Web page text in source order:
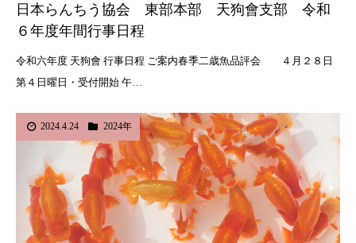
日本らんちう協会 東部本部 天狗會支部 令和
６年度年間行事日程
令和六年度 天狗會 行事日程 ご案内春季二歳魚品評会 ４月２８日
第４日曜日・受付開始 午…
2024.4.24 2024年